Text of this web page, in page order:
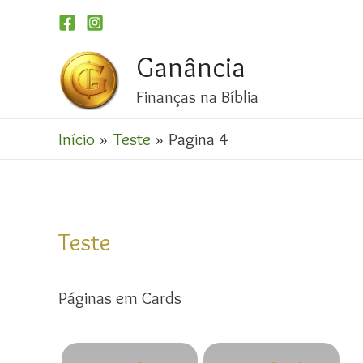
Ganância
Finanças na Bíblia
Início Teste Pagina 4
Teste
Páginas em Cards